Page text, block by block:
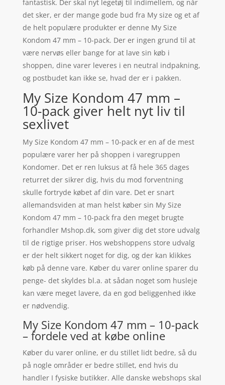
fantastisk. Der skal nyt legetøj til indimellem, og når
det sker, er der mange gode bud fra My size og et af
de helt populære produkter er denne My Size
Kondom 47 mm – 10-pack. Der er ingen grund til at
være nervøs eller bange for at lave sin køb i
shoppen, dine varer leveres i en neutral indpakning,
og postbudet kan ikke se, hvad der er i pakken.
My Size Kondom 47 mm –
10-pack giver helt nyt liv til
sexlivet
My Size Kondom 47 mm – 10-pack er en af de mest
populære varer her på shoppen i varegruppen
Kondomer. Det er ren luksus at få hele 365 dages
returret der sikrer dig, hvis du mod forventning
skulle fortryde købet af din vare. Det er snart
allemandsviden at man helst køber sin My Size
Kondom 47 mm – 10-pack fra den meget brugte
forhandler Mshop.dk, som giver dig det store udvalg
til de rigtige priser. Hos webshoppens store udvalg
er der helt sikkert noget for dig, og der kan klikkes
køb på denne vare. Køber du varer online sparer du
penge- det skyldes bl.a. at sådan noget som husleje
kan være meget lavere, da en god beliggenhed ikke
er nødvendig.
My Size Kondom 47 mm – 10-pack
– fordele ved at købe online
Køber du varer online, er du stillet lidt bedre, så du
på nogle områder er bedre stillet, end hvis du
handler I fysiske butikker. Alle danske webshops skal